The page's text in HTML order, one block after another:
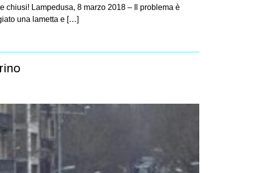
chiusi! Lampedusa, 8 marzo 2018 – Il problema è
una lametta e […]